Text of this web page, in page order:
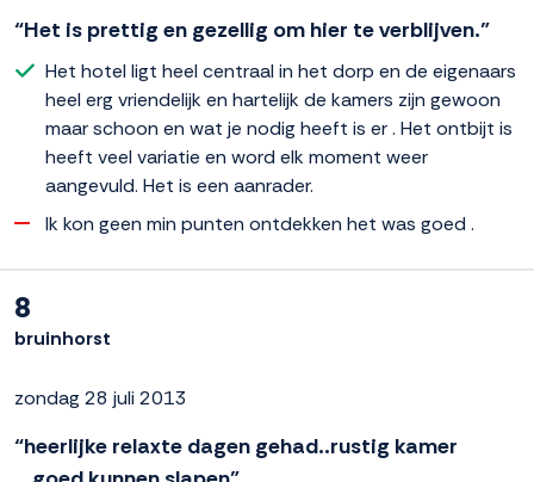
“Het is prettig en gezellig om hier te verblijven.”
Het hotel ligt heel centraal in het dorp en de eigenaars
heel erg vriendelijk en hartelijk de kamers zijn gewoon
maar schoon en wat je nodig heeft is er . Het ontbijt is
heeft veel variatie en word elk moment weer
aangevuld. Het is een aanrader.
Ik kon geen min punten ontdekken het was goed .
8
bruinhorst
zondag 28 juli 2013
“heerlijke relaxte dagen gehad..rustig kamer